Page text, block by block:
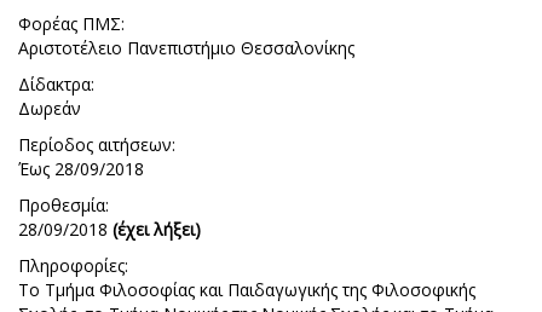
Φορέας ΠΜΣ:
Αριστοτέλειο Πανεπιστήμιο Θεσσαλονίκης
Δίδακτρα:
Δωρεάν
Περίοδος αιτήσεων:
Έως 28/09/2018
Προθεσμία:
28/09/2018 (έχει λήξει)
Πληροφορίες:
Το Τμήμα Φιλοσοφίας και Παιδαγωγικής της Φιλοσοφικής